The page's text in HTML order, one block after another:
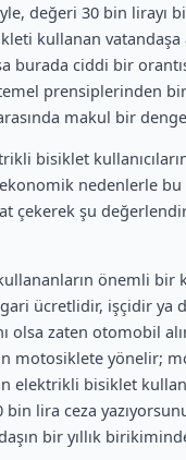
değeri 30 bin lirayı
kullanan vatandaşa
burada ciddi bir
prensiplerinden
makul bir
bisiklet
nedenlerle bu
çekerek şu
önemli bir
ücretlidir, işçidir ya
olsa zaten otomobil
motosiklete yönelir;
elektrikli bisiklet
bin lira ceza
bir yıllık